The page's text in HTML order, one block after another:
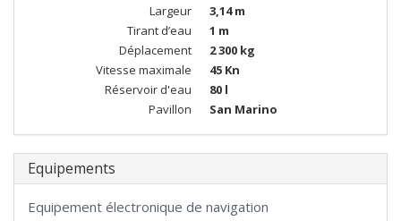
Largeur
3,14 m
Tirant d’eau
1 m
Déplacement
2 300 kg
Vitesse maximale
45 Kn
Réservoir d'eau
80 l
Pavillon
San Marino
Equipements
Equipement électronique de navigation